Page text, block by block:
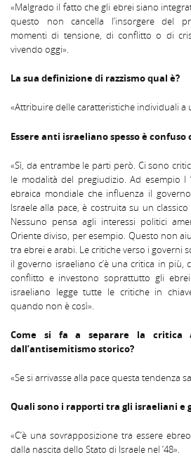
«Malgrado il fatto che gli ebrei siano
questo non cancella l’insorgere del
momenti di tensione, di conflitto o di
vivendo oggi».
La sua definizione di razzismo qual è?
«Attribuire delle caratteristiche individuali
Essere anti israeliano spesso è confuso
«Sì, da entrambe le parti però. Ci sono
le modalità del pregiudizio. Ad esempio l
ebraica mondiale che influenza il
Israele alla pace, è costruita su un
Nessuno pensa agli interessi politici
Oriente diviso, per esempio. Questo non
tra ebrei e arabi. Le critiche verso i governi
il governo israeliano c’è una critica in più,
conflitto e investono soprattutto gli
israeliano legge tutte le critiche in
quando non è così».
Come si fa a separare la critica
dall’antisemitismo storico?
«Se si arrivasse alla pace questa tendenza
Quali sono i rapporti tra gli israeliani e
«C’è una sovrapposizione tra essere
dalla nascita dello Stato di Israele nel ’48».